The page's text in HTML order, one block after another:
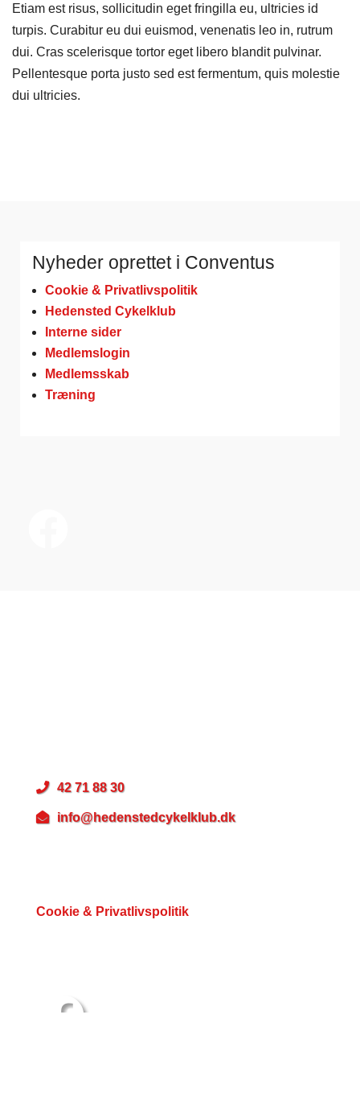
Etiam est risus, sollicitudin eget fringilla eu, ultricies id
turpis. Curabitur eu dui euismod, venenatis leo in, rutrum
dui. Cras scelerisque tortor eget libero blandit pulvinar.
Pellentesque porta justo sed est fermentum, quis molestie
dui ultricies.
Nyheder oprettet i Conventus
Cookie & Privatlivspolitik
Hedensted Cykelklub
Interne sider
Medlemslogin
Medlemsskab
Træning
42 71 88 30
info@hedenstedcykelklub.dk
Cookie & Privatlivspolitik